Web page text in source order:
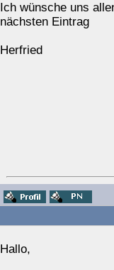
Ich wünsche uns
nächsten Eintrag
Herfried
Hallo,